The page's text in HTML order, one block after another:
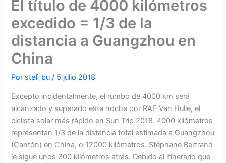
El título de 4000 kilómetros
excedido = 1/3 de la
distancia a Guangzhou en
China
Por stef_bu/ 5 julio 2018
Excepto incidentalmente, el rumbo de 4000 km será
alcanzado y superado esta noche por RAF Van Hulle, el
ciclista solar más rápido en Sun Trip 2018. 4000 kilómetros
representan 1/3 de la distancia total estimada a Guangzhou
(Cantón) en China, o 12000 kilómetros. Stéphane Bertrand
le sigue unos 300 kilómetros atrás. Debido al itinerario que